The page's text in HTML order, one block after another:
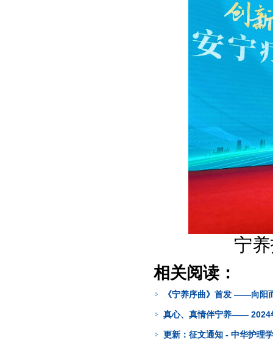
宁
相关阅读：
《宁养序曲》首发 ——向阳
真心、真情伴宁养—— 2024
更新：征文通知 - 中华护理